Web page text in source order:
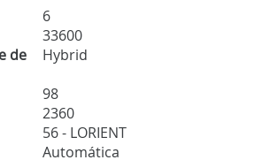
6
33600
de
Hybrid
98
2360
56 - LORIENT
Automática